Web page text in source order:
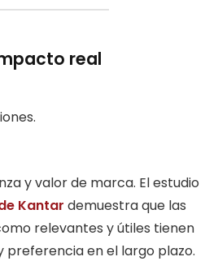
real
y valor de marca. El estudio
Kantar demuestra que las
relevantes y útiles tienen
en el largo plazo.